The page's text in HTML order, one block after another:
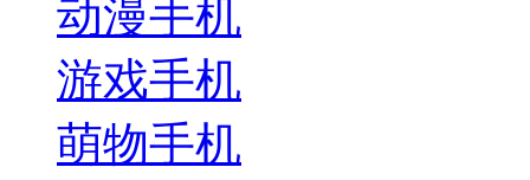
动漫手机
游戏手机
萌物手机